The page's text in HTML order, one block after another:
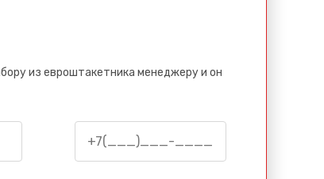
из евроштакетника менеджеру и он